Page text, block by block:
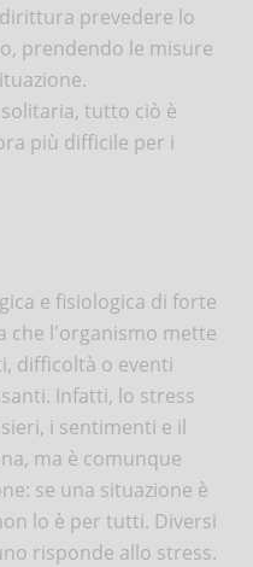
prevedere lo
prendendo le misure
tutto ciò è
più difficile per i
e fisiologica di forte
che l'organismo mette
difficoltà o eventi
Infatti, lo stress
i sentimenti e il
ma è comunque
se una situazione è
lo è per tutti. Diversi
risponde allo stress.